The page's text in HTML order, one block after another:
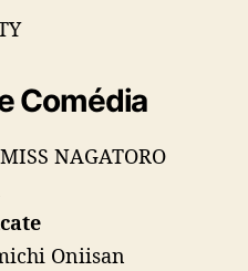
Comédia
NAGATORO
Oniisan